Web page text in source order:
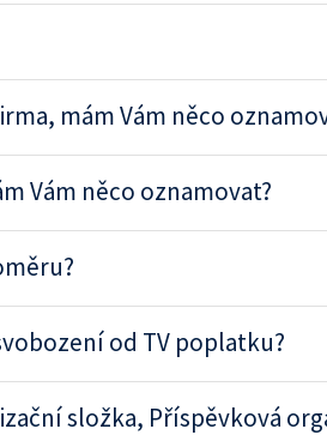
mám Vám něco
Vám něco oznamovat?
od TV poplatku?
složka, Příspěvková